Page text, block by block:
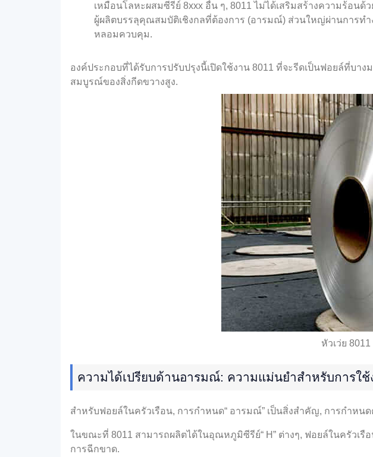
เหมือนโลหะผสมซีรีย์ 8xxx อื่น ๆ, 8011 ไม่ได้เสริมสร้างความร้อน
ผู้ผลิตบรรลุคุณสมบัติเชิงกลที่ต้องการ (อารมณ์) ส่วนใหญ่ผ่านการทำ
หลอมควบคุม.
องค์ประกอบที่ได้รับการปรับปรุงนี้เปิดใช้งาน 8011 ที่จะรีดเป็นฟอยล์ที่บ
สมบูรณ์ของสิ่งกีดขวางสูง.
หัวเว่ย
ความได้เปรียบด้านอารมณ์: ความแม่นยำสำหรับการใช้
สำหรับฟอยล์ในครัวเรือน, การกำหนด“ อารมณ์” เป็นสิ่งสำคัญ, การกำห
ในขณะที่ 8011 สามารถผลิตได้ในอุณหภูมิซีรีย์“ H” ต่างๆ, ฟอยล์ในครัว
การฉีกขาด.